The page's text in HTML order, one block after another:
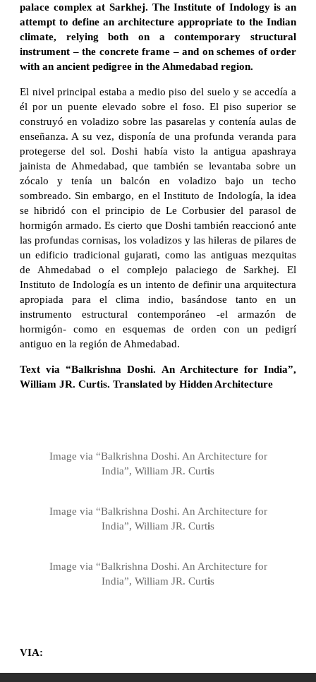
palace complex at Sarkhej. The Institute of Indology is an
attempt to define an architecture appropriate to the Indian
climate, relying both on a contemporary structural
instrument – the concrete frame – and on schemes of order
with an ancient pedigree in the Ahmedabad region.
El nivel principal estaba a medio piso del suelo y se accedía a
él por un puente elevado sobre el foso. El piso superior se
construyó en voladizo sobre las pasarelas y contenía aulas de
enseñanza. A su vez, disponía de una profunda veranda para
protegerse del sol. Doshi había visto la antigua apashraya
jainista de Ahmedabad, que también se levantaba sobre un
zócalo y tenía un balcón en voladizo bajo un techo
sombreado. Sin embargo, en el Instituto de Indología, la idea
se hibridó con el principio de Le Corbusier del parasol de
hormigón armado. Es cierto que Doshi también reaccionó ante
las profundas cornisas, los voladizos y las hileras de pilares de
un edificio tradicional gujarati, como las antiguas mezquitas
de Ahmedabad o el complejo palaciego de Sarkhej. El
Instituto de Indología es un intento de definir una arquitectura
apropiada para el clima indio, basándose tanto en un
instrumento estructural contemporáneo -el armazón de
hormigón- como en esquemas de orden con un pedigrí
antiguo en la región de Ahmedabad.
Text via “Balkrishna Doshi. An Architecture for India”,
William JR. Curtis. Translated by Hidden Architecture
Image via “Balkrishna Doshi. An Architecture for
India”, William JR. Curtis
Image via “Balkrishna Doshi. An Architecture for
India”, William JR. Curtis
Image via “Balkrishna Doshi. An Architecture for
India”, William JR. Curtis
VIA: